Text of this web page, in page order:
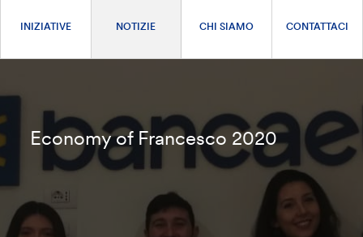
INIZIATIVE NOTIZIE CHI SIAMO CONTATTACI
Economy of Francesco 2020